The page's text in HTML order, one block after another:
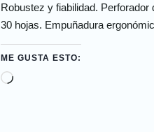
Robustez y fiabilidad.
30 hojas. Empuñadura
ME GUSTA ESTO: